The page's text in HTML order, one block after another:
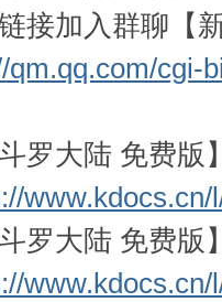
接加入群聊【
qm.qq.com/cgi-
斗罗大陆 免费
斗罗大陆 免费